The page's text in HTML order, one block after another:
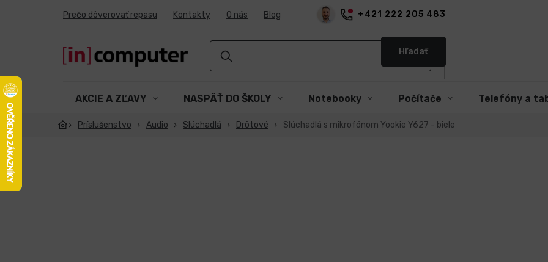
+421 222 205 483
Prečo dôverovať repasu Kontakty O nás Blog
Hľadať
AKCIE A ZĽAVY NASPÄŤ DO ŠKOLY Notebooky Počítače Telefóny a
Príslušenstvo Audio Slúchadlá Drôtové Slúchadlá s mikrofónom Yookie Y627 - biele